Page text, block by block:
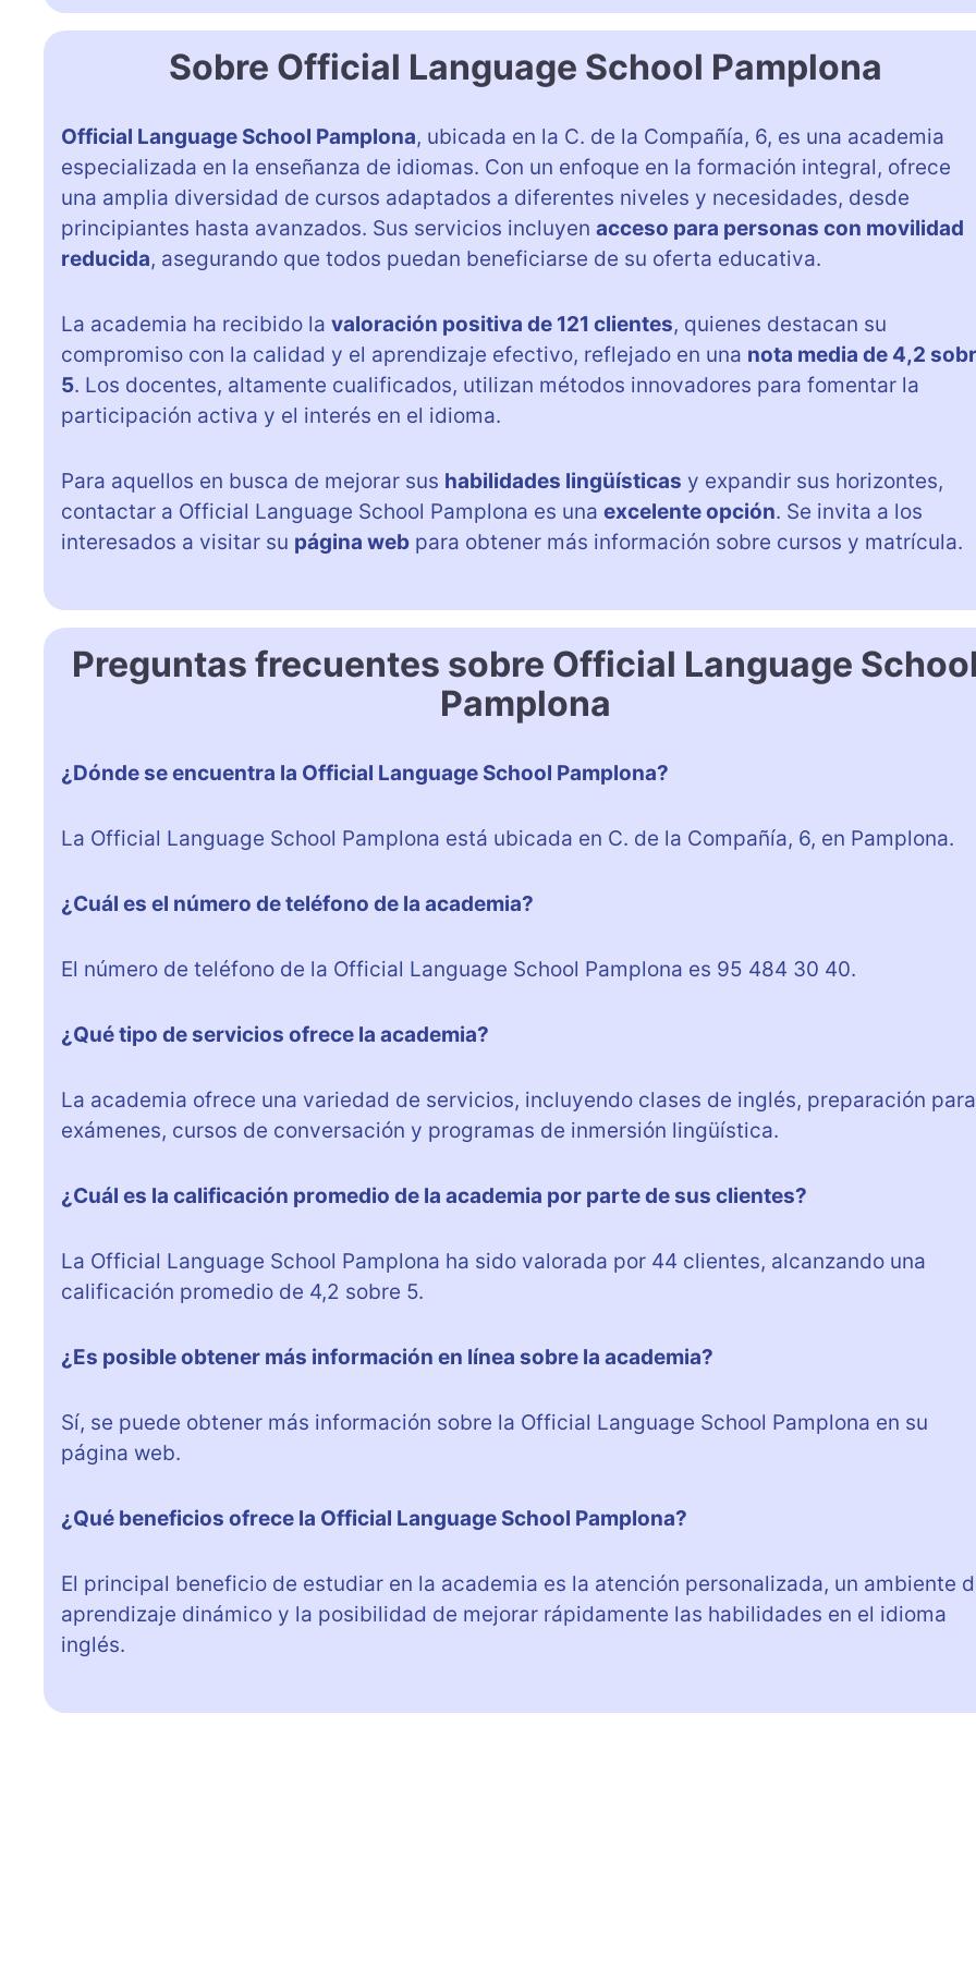
Sobre Official Language School Pamplona
Official Language School Pamplona, ubicada en la C. de la Compañía, 6, es una academia
especializada en la enseñanza de idiomas. Con un enfoque en la formación integral, ofrece
una amplia diversidad de cursos adaptados a diferentes niveles y necesidades, desde
principiantes hasta avanzados. Sus servicios incluyen acceso para personas con movilidad
reducida, asegurando que todos puedan beneficiarse de su oferta educativa.
La academia ha recibido la valoración positiva de 121 clientes, quienes destacan su
compromiso con la calidad y el aprendizaje efectivo, reflejado en una nota media de 4,2
5. Los docentes, altamente cualificados, utilizan métodos innovadores para fomentar la
participación activa y el interés en el idioma.
Para aquellos en busca de mejorar sus habilidades lingüísticas y expandir sus horizontes,
contactar a Official Language School Pamplona es una excelente opción. Se invita a los
interesados a visitar su página web para obtener más información sobre cursos y matrícula.
Preguntas frecuentes sobre Official Language School
Pamplona
¿Dónde se encuentra la Official Language School Pamplona?
La Official Language School Pamplona está ubicada en C. de la Compañía, 6, en Pamplona.
¿Cuál es el número de teléfono de la academia?
El número de teléfono de la Official Language School Pamplona es 95 484 30 40.
¿Qué tipo de servicios ofrece la academia?
La academia ofrece una variedad de servicios, incluyendo clases de inglés, preparación para
exámenes, cursos de conversación y programas de inmersión lingüística.
¿Cuál es la calificación promedio de la academia por parte de sus clientes?
La Official Language School Pamplona ha sido valorada por 44 clientes, alcanzando una
calificación promedio de 4,2 sobre 5.
¿Es posible obtener más información en línea sobre la academia?
Sí, se puede obtener más información sobre la Official Language School Pamplona en su
página web.
¿Qué beneficios ofrece la Official Language School Pamplona?
El principal beneficio de estudiar en la academia es la atención personalizada, un ambiente
aprendizaje dinámico y la posibilidad de mejorar rápidamente las habilidades en el idioma
inglés.